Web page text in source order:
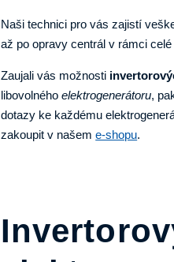
Naši technici pro vás zajistí
až po opravy centrál v rámci celé
Zaujali vás možnosti
libovolnéhoelektrogenerátoru,
dotazy ke každému
zakoupit v našeme-shopu.